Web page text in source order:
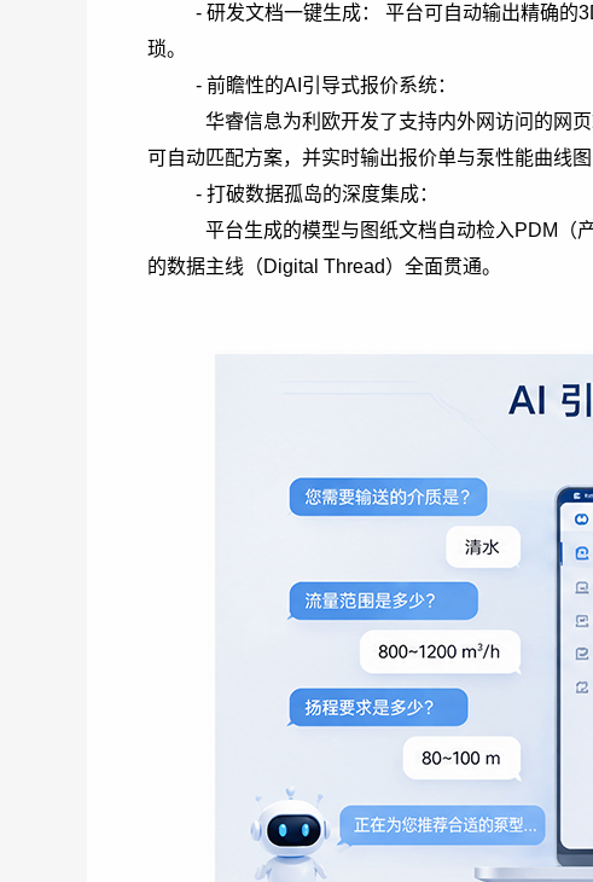
- 研发文档一键生成： 平台可自动输出精确的
琐。
- 前瞻性的AI引导式报价系统：
华睿信息为利欧开发了支持内外网访问的网
可自动匹配方案，并实时输出报价单与泵性能曲线
- 打破数据孤岛的深度集成：
平台生成的模型与图纸文档自动检入PDM（
的数据主线（Digital Thread）全面贯通。